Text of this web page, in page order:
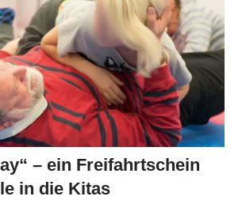
– ein Freifahrtschein
in die Kitas